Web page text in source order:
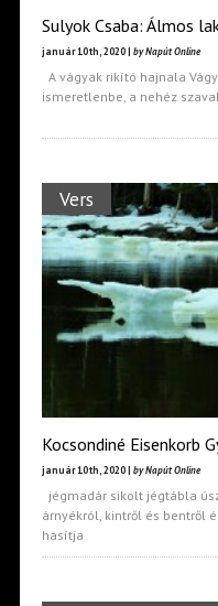
Sulyok Csaba: Álmos
január 10th, 2020 | by Napút Online
A vágyak rikító hajnala
ismeretlenbe, a nehéz
Vers
Kocsondiné Eisenkorb
január 10th, 2020 | by Napút Online
jégmadár sikolt jégtábla
árnyékról, kintről és bentről
hasítja